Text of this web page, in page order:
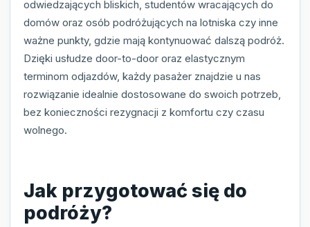
odwiedzających bliskich, studentów wracających do
domów oraz osób podróżujących na lotniska czy inne
ważne punkty, gdzie mają kontynuować dalszą podróż.
Dzięki usłudze door-to-door oraz elastycznym
terminom odjazdów, każdy pasażer znajdzie u nas
rozwiązanie idealnie dostosowane do swoich potrzeb,
bez konieczności rezygnacji z komfortu czy czasu
wolnego.
Jak przygotować się do
podróży?